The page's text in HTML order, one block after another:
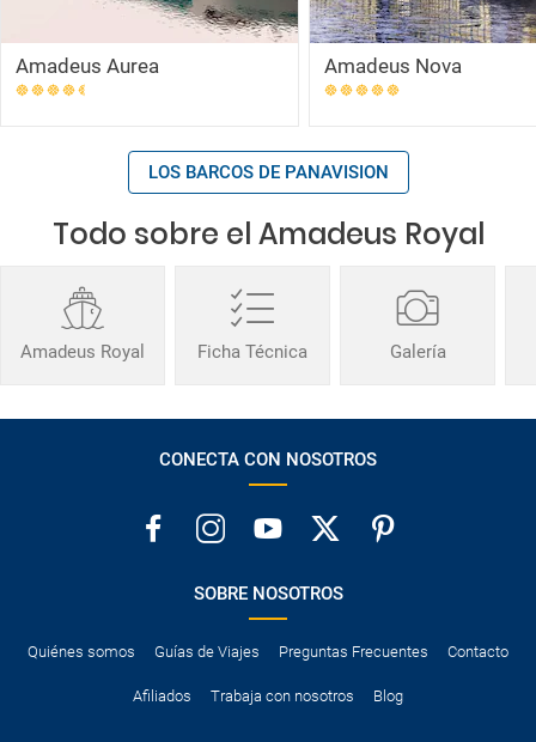
Amadeus Aurea Amadeus Nova
LOS BARCOS DE PANAVISION
Todo sobre el Amadeus Royal
Amadeus Royal Ficha Técnica Galería
CONECTA CON NOSOTROS
SOBRE NOSOTROS
Quiénes somos Guías de Viajes Preguntas Frecuentes Contacto
Afiliados Trabaja con nosotros Blog